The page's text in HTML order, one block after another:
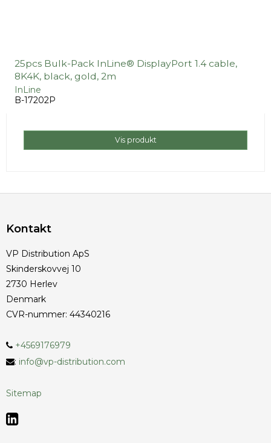
25pcs Bulk-Pack InLine® DisplayPort 1.4 cable,
8K4K, black, gold, 2m
InLine
B-17202P
Vis produkt
Kontakt
VP Distribution ApS
Skinderskovvej 10
2730 Herlev
Denmark
CVR-nummer: 44340216
+4569176979
: info@vp-distribution.com
Sitemap